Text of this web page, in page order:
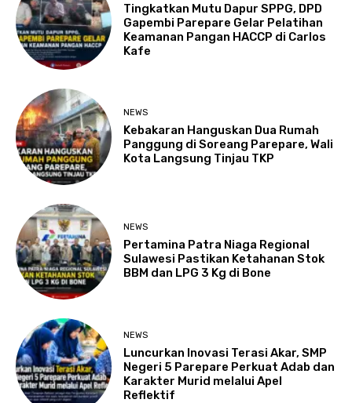
Tingkatkan Mutu Dapur SPPG, DPD
Gapembi Parepare Gelar Pelatihan
Keamanan Pangan HACCP di Carlos
Kafe
NEWS
Kebakaran Hanguskan Dua Rumah
Panggung di Soreang Parepare, Wali
Kota Langsung Tinjau TKP
NEWS
Pertamina Patra Niaga Regional
Sulawesi Pastikan Ketahanan Stok
BBM dan LPG 3 Kg di Bone
NEWS
Luncurkan Inovasi Terasi Akar, SMP
Negeri 5 Parepare Perkuat Adab dan
Karakter Murid melalui Apel
Reflektif